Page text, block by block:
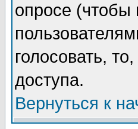
опросе (чтобы
голосовать,
доступа.
Вернуться к